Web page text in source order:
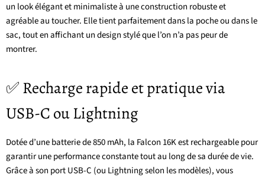
un look élégant et minimaliste à une construction robuste et
agréable au toucher. Elle tient parfaitement dans la poche ou dans le
sac, tout en affichant un design stylé que l’on n’a pas peur de
montrer.
✅ Recharge rapide et pratique via
USB-C ou Lightning
Dotée d’une batterie de 850 mAh, la Falcon 16K est rechargeable pour
garantir une performance constante tout au long de sa durée de vie.
Grâce à son port USB-C (ou Lightning selon les modèles), vous